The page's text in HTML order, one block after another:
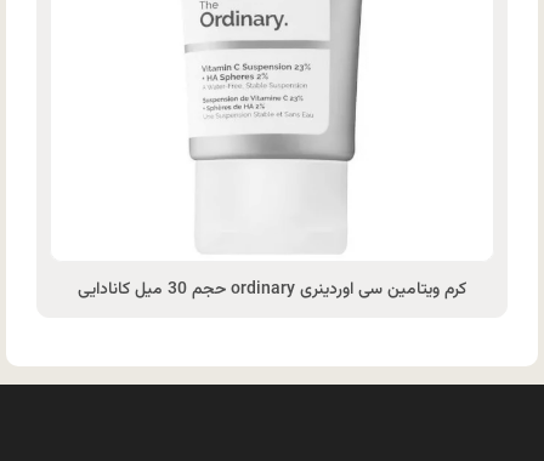
کرم ویتامین سی اوردینری ordinary حجم 30 میل کانادایی